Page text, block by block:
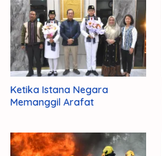
Ketika Istana Negara
Memanggil Arafat